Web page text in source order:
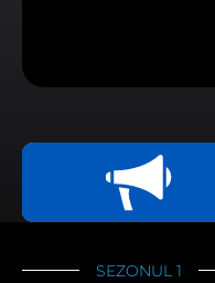
SEZONUL 1